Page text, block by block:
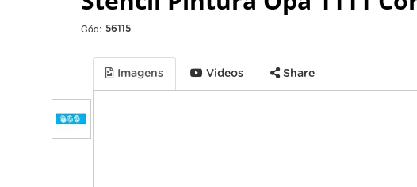
Cód: 56115
Imagens Videos
Share